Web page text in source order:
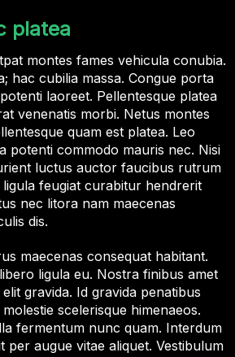
platea
montes fames vehicula conubia.
hac cubilia massa. Congue porta
laoreet. Pellentesque platea
venenatis morbi. Netus montes
quam est platea. Leo
potenti commodo mauris nec. Nisi
luctus auctor faucibus rutrum
feugiat curabitur hendrerit
nec litora nam maecenas
dis.
maecenas consequat habitant.
ligula eu. Nostra finibus amet
gravida. Id gravida penatibus
scelerisque himenaeos.
fermentum nunc quam. Interdum
per augue vitae aliquet. Vestibulum